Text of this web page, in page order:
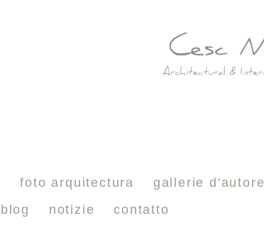
foto arquitectura
gallerie d'autore
blog notizie contatto